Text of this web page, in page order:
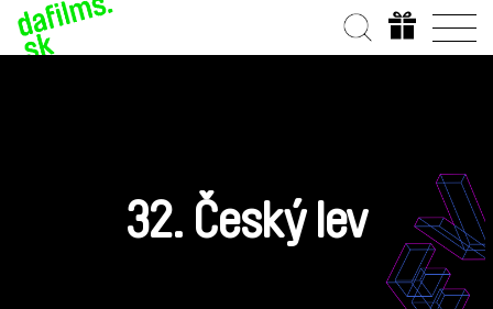
32. Český lev